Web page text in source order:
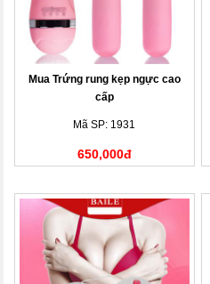
Mua Trứng rung kẹp ngực cao
cấp
Mã SP: 1931
650,000đ